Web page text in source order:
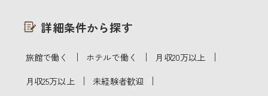
詳細条件から探す
旅館で働く ｜ ホテルで働く ｜ 月収20万以上 ｜
月収25万以上 ｜ 未経験者歓迎 ｜